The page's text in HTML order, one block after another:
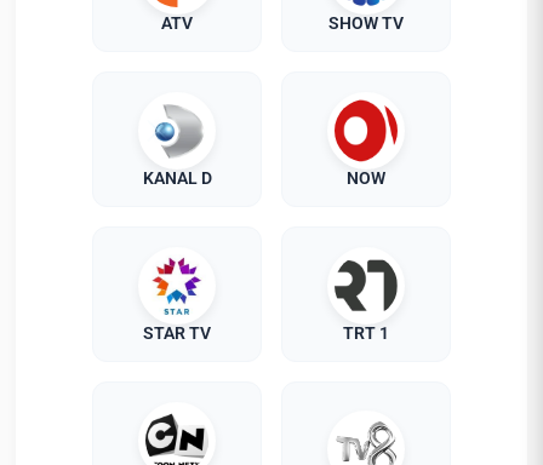
ATV SHOW TV
KANAL D NOW
STAR TV TRT 1